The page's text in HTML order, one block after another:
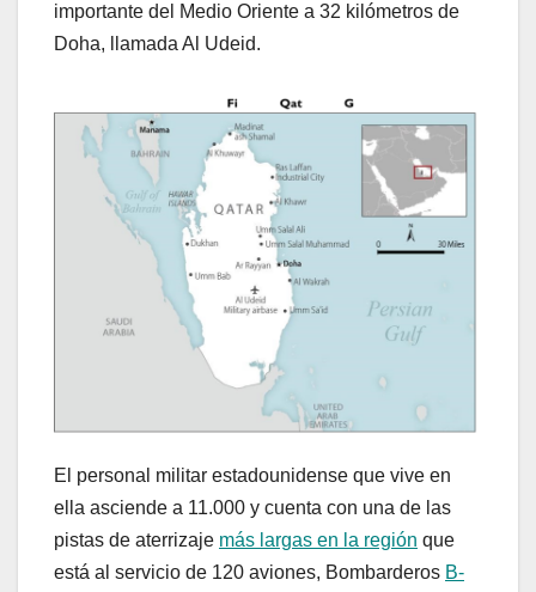
importante del Medio Oriente a 32 kilómetros de
Doha, llamada Al Udeid.
El personal militar estadounidense que vive en
ella asciende a 11.000 y cuenta con una de las
pistas de aterrizaje más largas en la región que
está al servicio de 120 aviones, Bombarderos B-